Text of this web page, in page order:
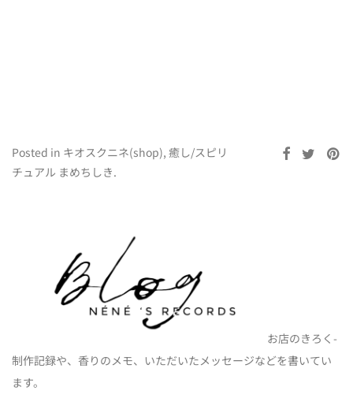
Posted in キオスクニネ(shop), 癒し/スピリ
チュアル まめちしき.
お店のきろく-
制作記録や、香りのメモ、いただいたメッセージなどを書いてい
ます。